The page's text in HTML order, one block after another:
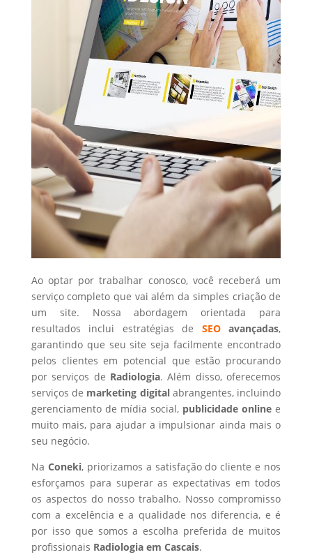
Ao optar por trabalhar conosco, você receberá um
serviço completo que vai além da simples criação de
um site. Nossa abordagem orientada para
resultados inclui estratégias de SEOavançadas,
garantindo que seu site seja facilmente encontrado
pelos clientes em potencial que estão procurando
por serviços de Radiologia. Além disso, oferecemos
serviços de marketing digital abrangentes, incluindo
gerenciamento de mídia social, publicidade online e
muito mais, para ajudar a impulsionar ainda mais o
seu negócio.
Na Coneki, priorizamos a satisfação do cliente e nos
esforçamos para superar as expectativas em todos
os aspectos do nosso trabalho. Nosso compromisso
com a excelência e a qualidade nos diferencia, e é
por isso que somos a escolha preferida de muitos
profissionais Radiologiaem Cascais.